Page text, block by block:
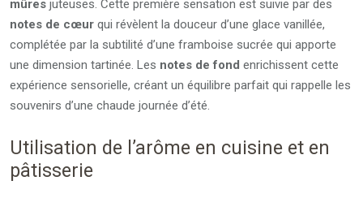
mûres juteuses. Cette première sensation est suivie par des
notes de cœur qui révèlent la douceur d’une glace vanillée,
complétée par la subtilité d’une framboise sucrée qui apporte
une dimension tartinée. Les notes de fond enrichissent cette
expérience sensorielle, créant un équilibre parfait qui rappelle les
souvenirs d’une chaude journée d’été.
Utilisation de l’arôme en cuisine et en
pâtisserie